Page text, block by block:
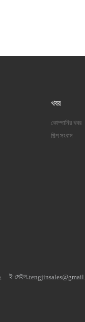
খবর
কোম্পানির খবর
শিল্প সংবাদ
ই-মেইল: